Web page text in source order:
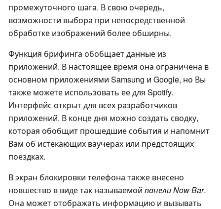
промежуточного шага. В свою очередь,
возможности выбора при непосредственной
обработке изображений более обширны.
Функция брифинга обобщает данные из
приложений. В настоящее время она ограничена в
основном приложениями Samsung и Google, но Вы
также можете использовать ее для Spotify.
Интерфейс открыт для всех разработчиков
приложений. В конце дня можно создать сводку,
которая обобщит прошедшие события и напомнит
Вам об истекающих ваучерах или предстоящих
поездках.
В экран блокировки телефона также внесено
новшество в виде так называемой панели Now Bar.
Она может отображать информацию и вызывать